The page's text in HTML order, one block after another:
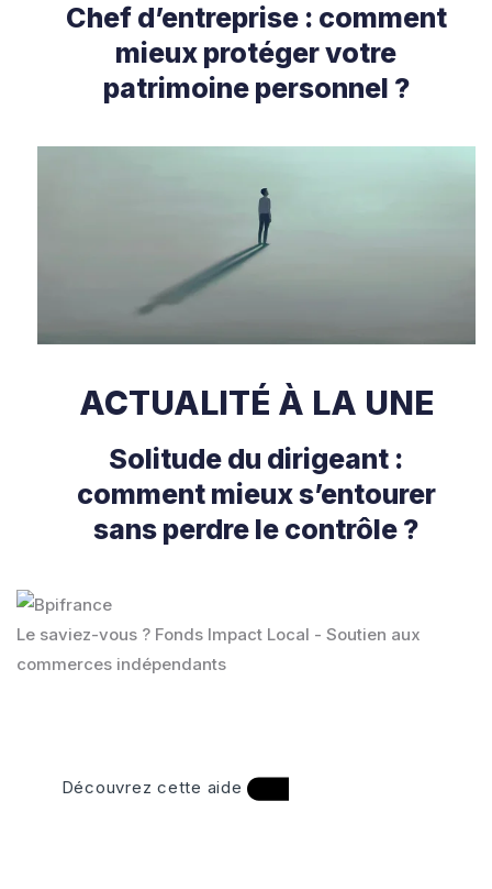
Chef d’entreprise : comment
mieux protéger votre
patrimoine personnel ?
ACTUALITÉ À LA UNE
Solitude du dirigeant :
comment mieux s’entourer
sans perdre le contrôle ?
Le saviez-vous ? Fonds Impact Local - Soutien aux
commerces indépendants
Découvrez cette aide